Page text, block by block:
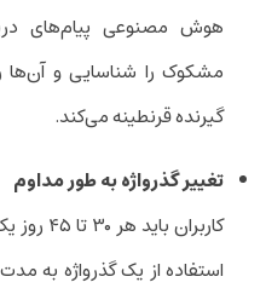
هوش مصنوعی پیام‌های
مشکوک را شناسایی و آن‌ها
گیرنده قرنطینه می‌کند.
تغییر گذرواژه به طور مداوم
استفاده از یک گذرواژه به